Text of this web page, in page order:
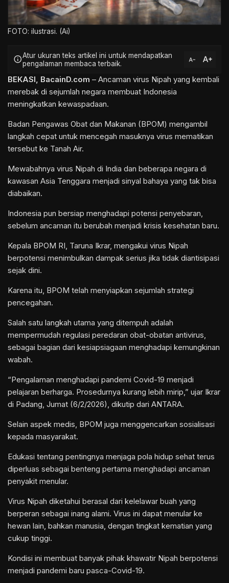
FOTO: ilustrasi. (Ai)
infoAtur ukuran teks artikel ini untuk mendapatkan
pengalaman membaca terbaik.
text_decrease text_increase
BEKASI, BacainD.com – Ancaman virus Nipah yang kembali
merebak di sejumlah negara membuat Indonesia
meningkatkan kewaspadaan.
Badan Pengawas Obat dan Makanan (BPOM) mengambil
langkah cepat untuk mencegah masuknya virus mematikan
tersebut ke Tanah Air.
Mewabahnya virus Nipah di India dan beberapa negara di
kawasan Asia Tenggara menjadi sinyal bahaya yang tak bisa
diabaikan.
Indonesia pun bersiap menghadapi potensi penyebaran,
sebelum ancaman itu berubah menjadi krisis kesehatan baru.
Kepala BPOM RI, Taruna Ikrar, mengakui virus Nipah
berpotensi menimbulkan dampak serius jika tidak diantisipasi
sejak dini.
Karena itu, BPOM telah menyiapkan sejumlah strategi
pencegahan.
Salah satu langkah utama yang ditempuh adalah
mempermudah regulasi peredaran obat-obatan antivirus,
sebagai bagian dari kesiapsiagaan menghadapi kemungkinan
wabah.
“Pengalaman menghadapi pandemi Covid-19 menjadi
pelajaran berharga. Prosedurnya kurang lebih mirip,” ujar Ikrar
di Padang, Jumat (6/2/2026), dikutip dari ANTARA.
Selain aspek medis, BPOM juga menggencarkan sosialisasi
kepada masyarakat.
Edukasi tentang pentingnya menjaga pola hidup sehat terus
diperluas sebagai benteng pertama menghadapi ancaman
penyakit menular.
Virus Nipah diketahui berasal dari kelelawar buah yang
berperan sebagai inang alami. Virus ini dapat menular ke
hewan lain, bahkan manusia, dengan tingkat kematian yang
cukup tinggi.
Kondisi ini membuat banyak pihak khawatir Nipah berpotensi
menjadi pandemi baru pasca-Covid-19.